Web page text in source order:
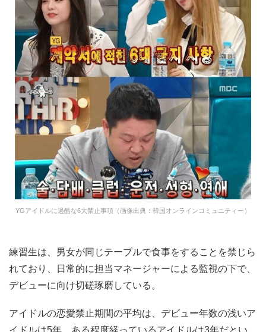
YGアイドルに過酷な6大禁止事項（画像出典：韓国オンラインコミュニティー）
練習生は、男女が同じテーブルで食事をすることを禁じら
れており、日常的に担当マネージャーによる監視の下で、
デビューに向け切磋琢磨している。
アイドルの恋愛禁止期間の平均は、デビュー年数の浅いア